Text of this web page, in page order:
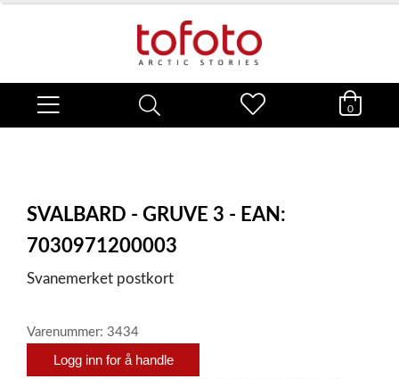
0
SVALBARD - GRUVE 3 - EAN:
7030971200003
Svanemerket postkort
Varenummer: 3434
Logg inn for å handle